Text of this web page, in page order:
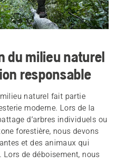
du milieu naturel
responsable
naturel fait partie
moderne. Lors de la
d’arbres individuels ou
forestière, nous devons
et des animaux qui
de déboisement, nous